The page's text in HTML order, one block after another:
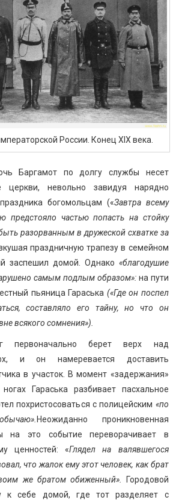
России. Конец XIX века.
Баргамот по долгу службы несет
церкви, невольно завидуя нарядно
богомольцам («Завтра всему
предстояло частью попасть на стойку
разорванным в дружеской схватке за
праздничную трапезу в семейном
заспешил домой. Однако «благодушие
самым подлым образом»: на пути
пьяница Гараська («Где он поспел
составляло его тайну, но что он
всякого сомнения»).
первоначально берет верх над
и он намеревается доставить
в участок. В момент «задержания»
Гараська разбивает пасхальное
похристосоваться с полицейским «по
Неожиданно проникновенная
на это событие переворачивает в
ценностей: «Глядел на валявшегося
что жалок ему этот человек, как брат
же братом обиженный».
Городовой
к себе домой, где тот разделяет с